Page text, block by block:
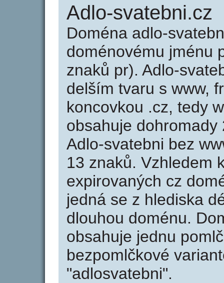
Adlo-svatebni.cz
Doména adlo-
doménovému jménu
znaků pr). Adlo-
delším tvaru s www,
koncovkou .cz, tedy
obsahuje
Adlo-svatebni bez
13 znaků. Vzhledem
expirovaných cz
jedná se z hlediska
dlouhou doménu.
obsahuje jednu
bezpomlčkové
"adlosvatebni".